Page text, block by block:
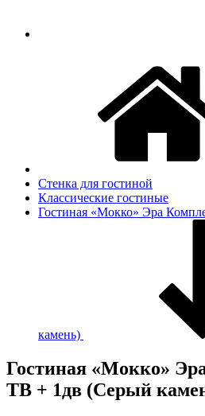
Стенка для гостиной
Классические гостиные
Гостиная «Мокко» Эра
камень)
Гостиная «Мокко»
ТВ + 1дв (Серый